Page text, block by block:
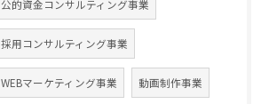
公的資金コンサルティング事業
採用コンサルティング事業
WEBマーケティング事業 動画制作事業